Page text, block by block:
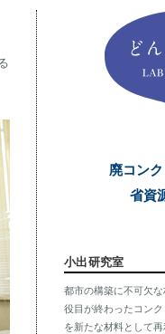
廃コン
省資
小出研究室
都市の構築に不可欠な
役目が終わったコン
を新たな材料として